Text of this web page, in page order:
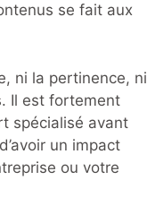
se fait aux
ni la pertinence, ni
Il est fortement
spécialisé avant
un impact
ou votre